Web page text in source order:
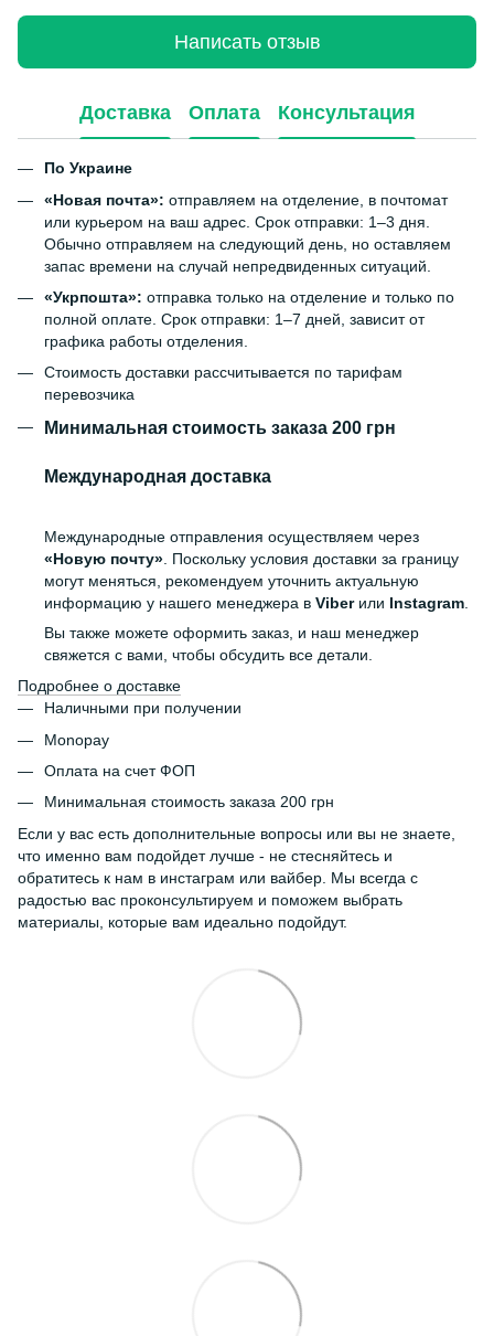
Написать отзыв
Доставка Оплата Консультация
По Украине
«Новая почта»: отправляем на отделение, в почтомат
или курьером на ваш адрес. Срок отправки: 1–3 дня.
Обычно отправляем на следующий день, но оставляем
запас времени на случай непредвиденных ситуаций.
«Укрпошта»: отправка только на отделение и только по
полной оплате. Срок отправки: 1–7 дней, зависит от
графика работы отделения.
Стоимость доставки рассчитывается по тарифам
перевозчика
Минимальная стоимость заказа 200 грн
Международная доставка
Международные отправления осуществляем через
«Новую почту» . Поскольку условия доставки за границу
могут меняться, рекомендуем уточнить актуальную
информацию у нашего менеджера в Viberили Instagram
Вы также можете оформить заказ, и наш менеджер
свяжется с вами, чтобы обсудить все детали.
Подробнее о доставке
Наличными при получении
Monopay
Оплата на счет ФОП
Минимальная стоимость заказа 200 грн
Если у вас есть дополнительные вопросы или вы не знаете,
что именно вам подойдет лучше - не стесняйтесь и
обратитесь к нам в инстаграм или вайбер. Мы всегда с
радостью вас проконсультируем и поможем выбрать
материалы, которые вам идеально подойдут.